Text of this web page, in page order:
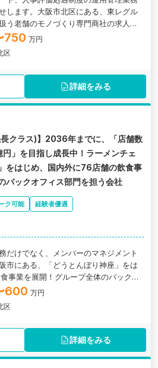
します。大阪市北区にある、東レグル
う老舗のモノづくり専門商社の求人で
750 万円
区
詳細をみる
長クラス)】2036年までに、「店舗数
」を目指し成長中！ラーメンチェ
をはじめ、国内外に76店舗の飲食事
バックオフィス部門を担う会社
ク可能
経験者優遇
だけでなく、メンバーのマネジメント
市にある、「どうとんぼり神座」をは
事業を展開！グループ全体のバックオ
です。
600 万円
区
詳細をみる